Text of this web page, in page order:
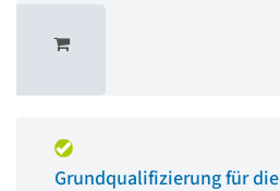
Grundqualifizierung für die